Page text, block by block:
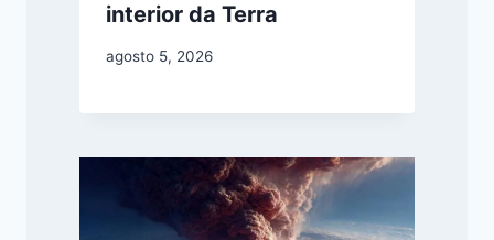
interior da Terra
agosto 5, 2026